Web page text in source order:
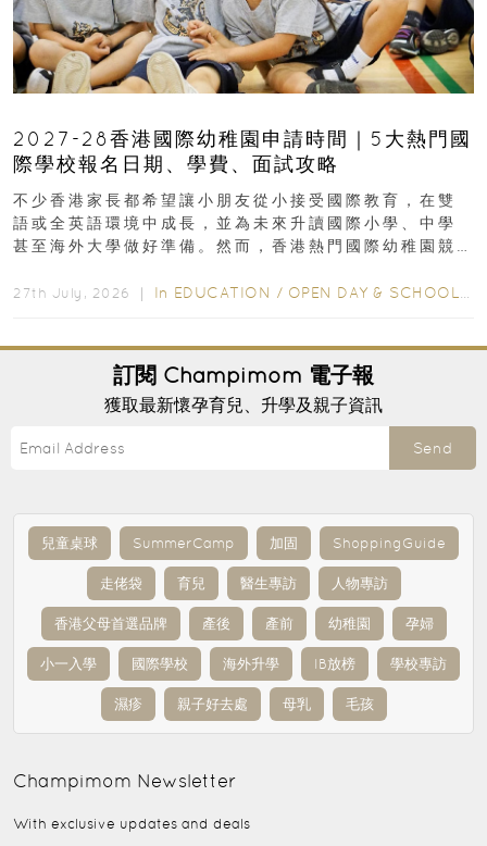
2027-28香港國際幼稚園申請時間｜5大熱門國
際學校報名日期、學費、面試攻略
不少香港家長都希望讓小朋友從小接受國際教育，在雙
語或全英語環境中成長，並為未來升讀國際小學、中學
甚至海外大學做好準備。然而，香港熱門國際幼稚園競
27th July, 2026 ｜ In EDUCATION / OPEN DAY & SCHOOL EVENTS
訂閱 Champimom 電子報
獲取最新懷孕育兒、升學及親子資訊
Send
兒童桌球 SummerCamp 加固 ShoppingGuide
走佬袋 育兒 醫生專訪 人物專訪
香港父母首選品牌 產後 產前 幼稚園 孕婦
小一入學 國際學校 海外升學 IB放榜 學校專訪
濕疹 親子好去處 母乳 毛孩
Champimom Newsletter
With exclusive updates and deals